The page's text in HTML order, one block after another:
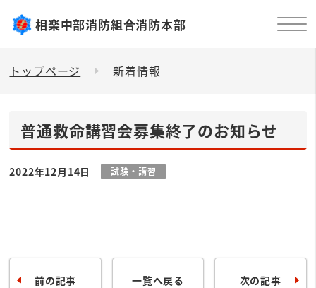
相楽中部消防組合消防本部
トップページ 新着情報
普通救命講習会募集終了のお知らせ
2022年12月14日 試験・講習
前の記事 一覧へ戻る 次の記事